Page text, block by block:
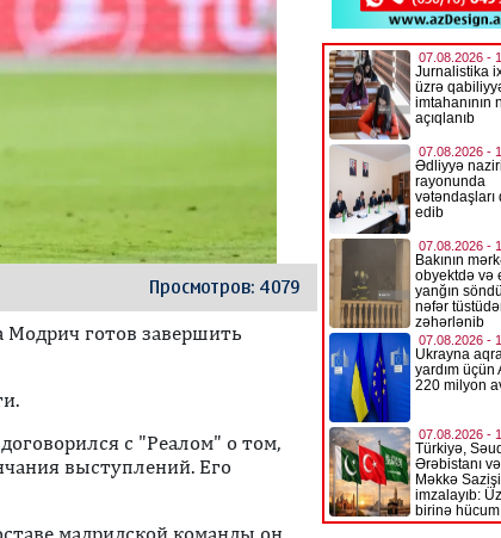
Просмотров: 4079
готов завершить
с "Реалом" о том,
выступлений. Его
мадридской команды он